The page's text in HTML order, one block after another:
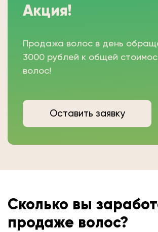
Акция!
Продажа волос в день
3000 рублей к общей
волос!
Оставить заявку
Сколько вы
продаже волос?